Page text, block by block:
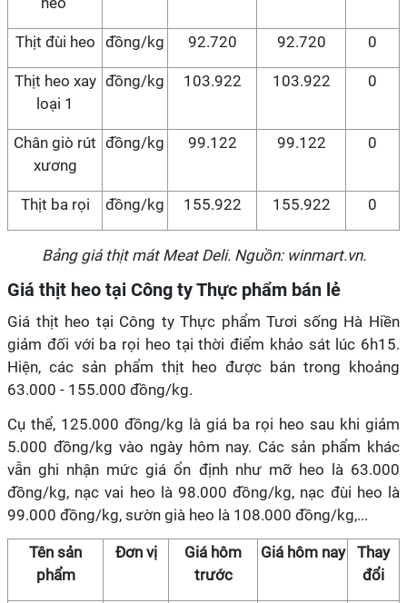
Thịt đùi heo đồng/kg 92.720 92.720 0
Thịt heo xay
loại 1
đồng/kg 103.922 103.922 0
Chân giò rút
xương
đồng/kg 99.122 99.122 0
Thịt ba rọi đồng/kg 155.922 155.922 0
Bảng giá thịt mát Meat Deli. Nguồn: winmart.vn.
Giá thịt heo tại Công ty Thực phẩm bán lẻ
Giá thịt heo tại Công ty Thực phẩm Tươi sống Hà Hiền
giảm đối với ba rọi heo tại thời điểm khảo sát lúc 6h15.
Hiện, các sản phẩm thịt heo được bán trong khoảng
63.000 - 155.000 đồng/kg.
Cụ thể, 125.000 đồng/kg là giá ba rọi heo sau khi giảm
5.000 đồng/kg vào ngày hôm nay. Các sản phẩm khác
vẫn ghi nhận mức giá ổn định như mỡ heo là 63.000
đồng/kg, nạc vai heo là 98.000 đồng/kg, nạc đùi heo là
99.000 đồng/kg, sườn già heo là 108.000 đồng/kg,...
Tên sản
phẩm
Đơn vị
Giá hôm
trước
Giá hôm nay
Thay
đổi